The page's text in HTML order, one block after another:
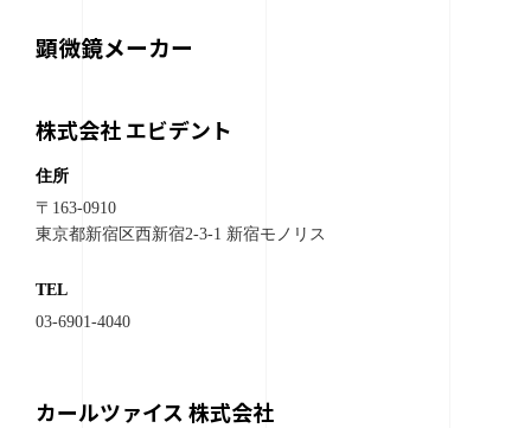
顕微鏡メーカー
株式会社 エビデント
住所
〒163-0910
東京都新宿区西新宿2-3-1 新宿モノリス
TEL
03-6901-4040
カールツァイス 株式会社